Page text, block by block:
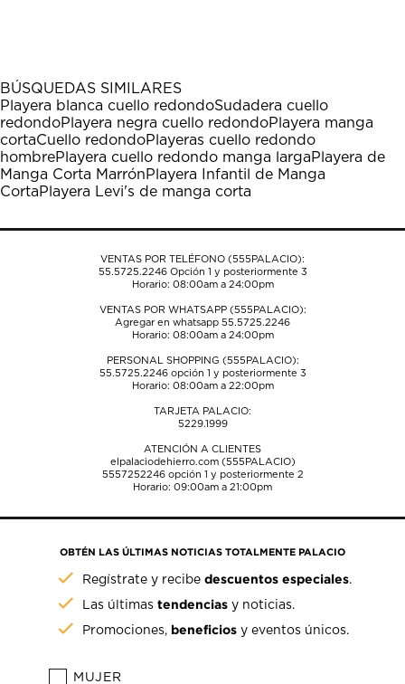
1
estrella
Esta
acción
abrirá
el
formulario
de
estrellas.
Esta
acción
abrirá
el
formulario
de
estrellas.
Esta
acción
abrirá
el
formulario
de
estrellas.
Esta
acción
abrirá
el
formulario
de
estrellas.
Esta
acción
abrirá
el
formulario
de
BÚSQUEDAS SIMILARES
Playera blanca cuello redondoSudadera cuello
redondoPlayera negra cuello redondoPlayera manga
cortaCuello redondoPlayeras cuello redondo
hombrePlayera cuello redondo manga largaPlayera de
Manga Corta MarrónPlayera Infantil de Manga
CortaPlayera Levi's de manga corta
VENTAS POR TELÉFONO (555PALACIO):
55.5725.2246Opción 1 y posteriormente 3
Horario: 08:00am a 24:00pm
VENTAS POR WHATSAPP (555PALACIO):
Agregar en whatsapp 55.5725.2246
Horario: 08:00am a 24:00pm
PERSONAL SHOPPING (555PALACIO):
55.5725.2246opción 1 y posteriormente 3
Horario: 08:00am a 22:00pm
TARJETA PALACIO:
5229.1999
ATENCIÓN A CLIENTES
elpalaciodehierro.com (555PALACIO)
5557252246opción 1 y posteriormente 2
Horario: 09:00am a 21:00pm
OBTÉN LAS ÚLTIMAS NOTICIAS TOTALMENTE PALACIO
Regístrate y recibedescuentos especiales.
Las últimastendencias y noticias.
Promociones, beneficios y eventos únicos.
MUJER